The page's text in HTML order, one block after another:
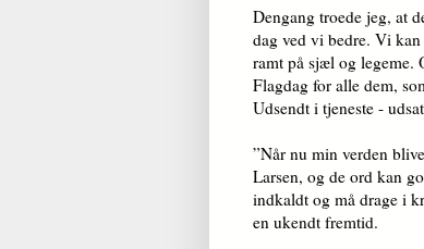
Dengang troede jeg, at
dag ved vi bedre. Vi
ramt på sjæl og legeme.
Flagdag for alle dem,
Udsendt i tjeneste -
”Når nu min verden
Larsen, og de ord kan
indkaldt og må drage i
en ukendt fremtid.